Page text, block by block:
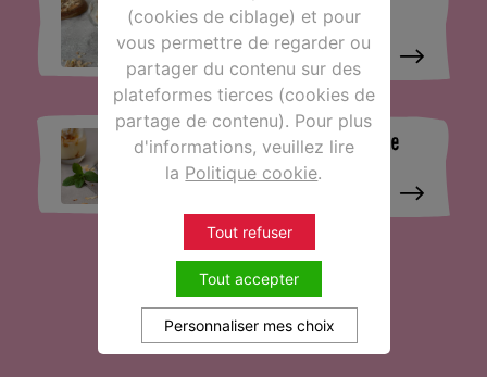
yaourt
Recette de l’île flottante
double caramel
3456789102030>>>
(cookies de ciblage) et pour
vous permettre de regarder ou
partager du contenu sur des
plateformes tierces (cookies de
partage de contenu). Pour plus
d'informations, veuillez lire
la Politique cookie.
Tout refuser
Tout accepter
Personnaliser mes choix